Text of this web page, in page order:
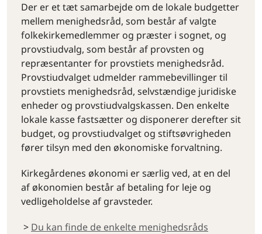
Der er et tæt samarbejde om de lokale budgetter
mellem menighedsråd, som består af valgte
folkekirkemedlemmer og præster i sognet, og
provstiudvalg, som består af provsten og
repræsentanter for provstiets menighedsråd.
Provstiudvalget udmelder rammebevillinger til
provstiets menighedsråd, selvstændige juridiske
enheder og provstiudvalgskassen. Den enkelte
lokale kasse fastsætter og disponerer derefter sit
budget, og provstiudvalget og stiftsøvrigheden
fører tilsyn med den økonomiske forvaltning.
Kirkegårdenes økonomi er særlig ved, at en del
af økonomien består af betaling for leje og
vedligeholdelse af gravsteder.
> Du kan finde de enkelte menighedsråds